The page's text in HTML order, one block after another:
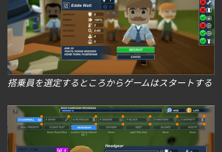
搭乗員を選定するところからゲームはスタートする